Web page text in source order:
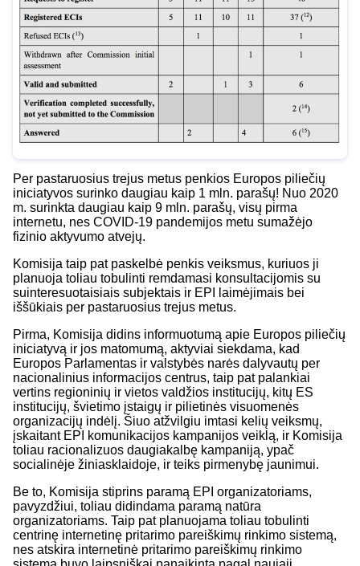
Per pastaruosius trejus metus penkios Europos piliečių
iniciatyvos surinko daugiau kaip 1 mln. parašų! Nuo 2020
m. surinkta daugiau kaip 9 mln. parašų, visų pirma
internetu, nes COVID-19 pandemijos metu sumažėjo
fizinio aktyvumo atvejų.
Komisija taip pat paskelbė penkis veiksmus, kuriuos ji
planuoja toliau tobulinti remdamasi konsultacijomis su
suinteresuotaisiais subjektais ir EPI laimėjimais bei
iššūkiais per pastaruosius trejus metus.
Pirma, Komisija didins informuotumą apie Europos piliečių
iniciatyvą ir jos matomumą, aktyviai siekdama, kad
Europos Parlamentas ir valstybės narės dalyvautų per
nacionalinius informacijos centrus, taip pat palankiai
vertins regioninių ir vietos valdžios institucijų, kitų ES
institucijų, švietimo įstaigų ir pilietinės visuomenės
organizacijų indėlį. Šiuo atžvilgiu imtasi kelių veiksmų,
įskaitant EPI komunikacijos kampanijos veiklą, ir Komisija
toliau racionalizuos daugiakalbę kampaniją, ypač
socialinėje žiniasklaidoje, ir teiks pirmenybę jaunimui.
Be to, Komisija stiprins paramą EPI organizatoriams,
pavyzdžiui, toliau didindama paramą natūra
organizatoriams. Taip pat planuojama toliau tobulinti
centrinę internetinę pritarimo pareiškimų rinkimo sistemą,
nes atskira internetinė pritarimo pareiškimų rinkimo